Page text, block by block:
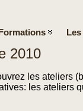
2010
les ateliers
les ateliers